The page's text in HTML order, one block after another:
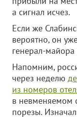
а сигнал исчез.
Если же
вероятно, он
генерал-
Напомним,
через неделю
из номеров
в невменяемом
порезы.